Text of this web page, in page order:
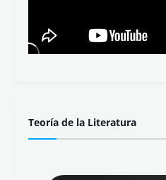
Teoría de la Literatura